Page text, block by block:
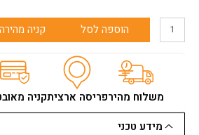
כמות
הוספה לסל קניה מהירה
משלוח מהירפריסה ארציתקניה
מידע טכני